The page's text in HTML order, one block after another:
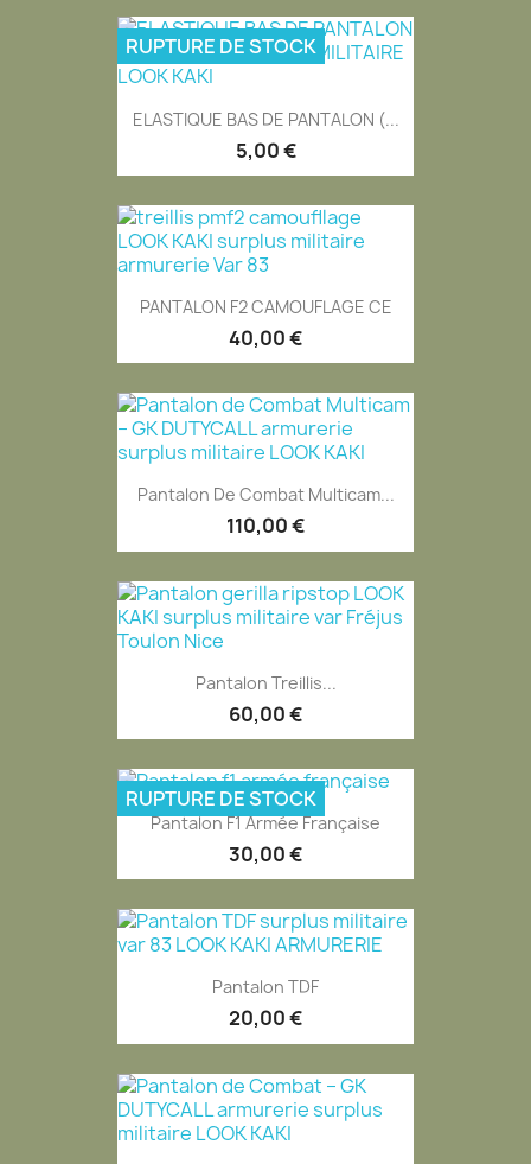
ELASTIQUE BAS DE PANTALON (...
5,00 €
RUPTURE DE STOCK
PANTALON F2 CAMOUFLAGE CE
40,00 €
Pantalon De Combat Multicam...
110,00 €
Pantalon Treillis...
60,00 €
Pantalon F1 Armée Française
30,00 €
RUPTURE DE STOCK
Pantalon TDF
20,00 €